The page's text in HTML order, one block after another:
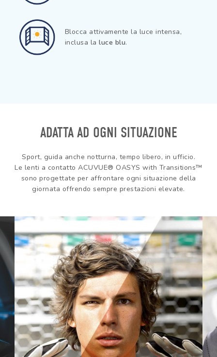
Blocca attivamente la luce intensa,
inclusa laluce blu.
ADATTA AD OGNI SITUAZIONE
Sport, guida anche notturna, tempo libero, in ufficio.
Le lenti a contatto ACUVUE® OASYS with Transitions™
sono progettate per affrontare ogni situazione della
giornata offrendo sempre prestazioni elevate.